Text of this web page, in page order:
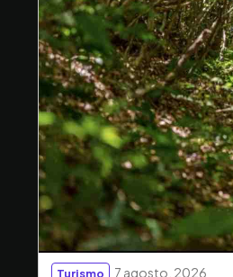
Turismo 7 agosto, 2026